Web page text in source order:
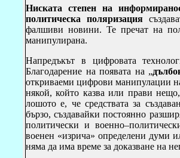
Ниската степен на
политическа поляризация
фалшиви новини. Те пречат на
манипулирана.
Напредъкът в цифровата
Благодарение на появата на „
откриваеми цифрови манипулации
някой, който казва или прави
лошото е, че средствата за
бързо, създавайки постоянно
политически и
военен «изрича» определени думи
няма да има време за доказване на